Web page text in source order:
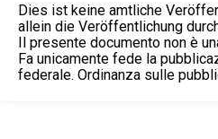
Dies ist keine amtliche
allein die Veröffentlichung
Il presente documento non è
Fa unicamente fede la
federale. Ordinanza sulle